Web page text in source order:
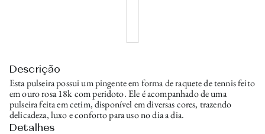
Descrição
Esta pulseira possui um pingente em forma de raquete de tennis feito
em ouro rosa 18k com peridoto. Ele é acompanhado de uma
pulseira feita em cetim, disponível em diversas cores, trazendo
delicadeza, luxo e conforto para uso no dia a dia.
Detalhes